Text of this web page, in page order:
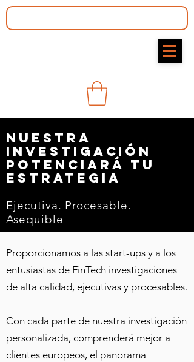
Nuestra
investigación
potenciará tu
estrategia
Ejecutiva. Procesable.
Asequible
Proporcionamos a las start-ups y a los
entusiastas de FinTech investigaciones
de alta calidad, ejecutivas y procesables.
Con cada parte de nuestra investigación
personalizada, comprenderá mejor a
clientes europeos, el panorama